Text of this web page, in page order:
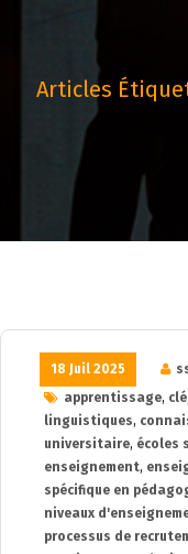
Articles
18 Juil 2025
apprentissage, clé
linguistiques,
universitaire, écoles
enseignement,
spécifique en
niveaux
processus de